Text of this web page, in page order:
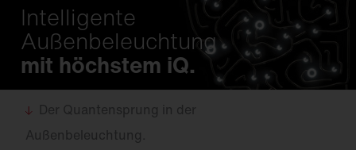
Intelligente
Außenbeleuchtung
mit höchstem iQ.
Der Quantensprung in der
Außenbeleuchtung.